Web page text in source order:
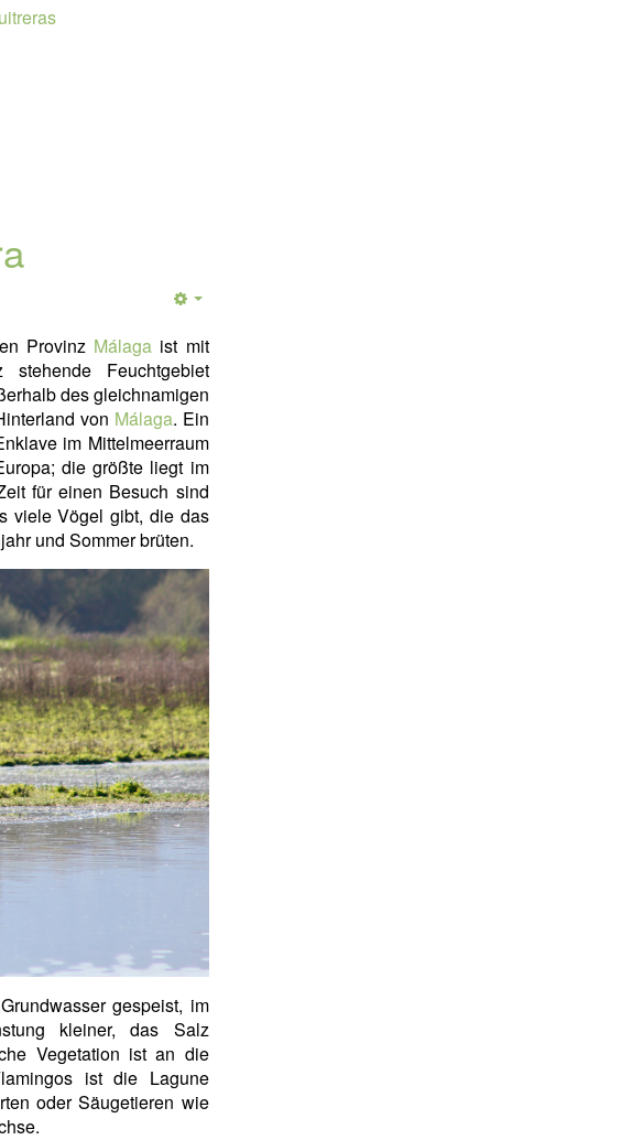
Provinz Málaga ist mit
Feuchtgebiet
des gleichnamigen
von Málaga. Ein
im Mittelmeerraum
die größte liegt im
für einen Besuch sind
viele Vögel gibt, die das
und Sommer brüten.
gespeist, im
kleiner, das Salz
Vegetation ist an die
ist die Lagune
oder Säugetieren wie